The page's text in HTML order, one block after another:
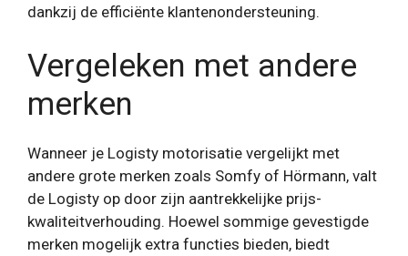
dankzij de efficiënte klantenondersteuning.
Vergeleken met andere
merken
Wanneer je Logisty motorisatie vergelijkt met
andere grote merken zoals Somfy of Hörmann, valt
de Logisty op door zijn aantrekkelijke prijs-
kwaliteitverhouding. Hoewel sommige gevestigde
merken mogelijk extra functies bieden, biedt